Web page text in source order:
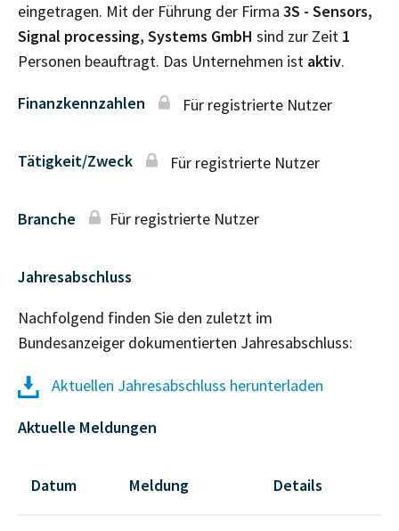
eingetragen. Mit der Führung der Firma 3S - Sensors,
Signal processing, Systems GmbH sind zur Zeit 1
Personen beauftragt. Das Unternehmen ist aktiv.
Finanzkennzahlen Für registrierte Nutzer
Tätigkeit/Zweck Für registrierte Nutzer
Branche Für registrierte Nutzer
Jahresabschluss
Nachfolgend finden Sie den zuletzt im
Bundesanzeiger dokumentierten Jahresabschluss:
Aktuellen Jahresabschluss herunterladen
Aktuelle Meldungen
Datum Meldung Details